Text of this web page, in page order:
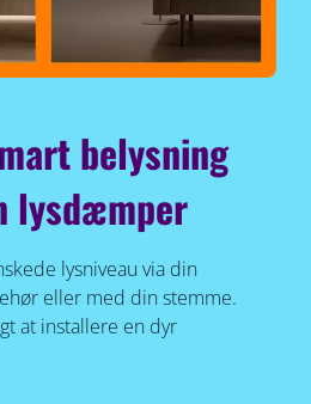
belysning
lysdæmper
lysniveau via din
eller med din stemme.
at installere en dyr